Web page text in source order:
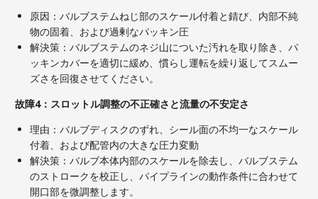
原因：バルブステムねじ部のスケール付着と錆び、内部不純
物の固着、および過剰なパッキン圧
解決策：バルブステムのネジ山についた汚れを取り除き、パ
ッキンカバーを適切に緩め、慣らし運転を繰り返してスムー
ズさを回復させてください。
故障4：スロットル調整の不正確さと流量の不安定さ
理由：バルブディスクのずれ、シール面の不均一なスケール
付着、および配管内の大きな圧力変動
解決策：バルブ本体内部のスケールを除去し、バルブステム
のストロークを校正し、パイプラインの動作条件に合わせて
開口部を微調整します。